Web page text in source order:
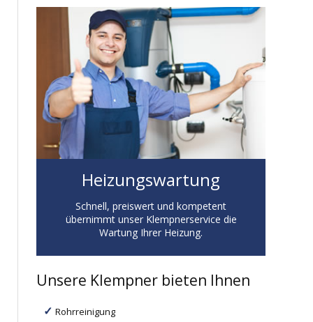
Heizungswartung
Schnell, preiswert und kompetent
übernimmt unser Klempnerservice die
Wartung Ihrer Heizung.
Unsere Klempner bieten Ihnen
Rohrreinigung